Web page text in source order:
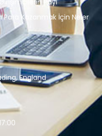
Payı
Para Kazanmak İçin Neler
England